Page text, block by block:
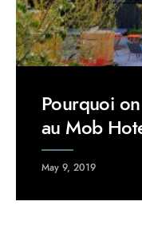
Pourquoi
au Mob
May 9, 2019